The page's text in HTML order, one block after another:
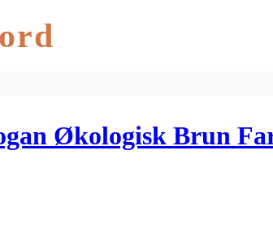
Økologisk Brun